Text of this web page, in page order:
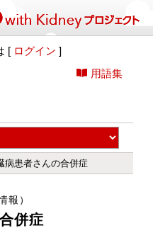
[ ログイン ]
用語集
病患者さんの合併症
報）
併症